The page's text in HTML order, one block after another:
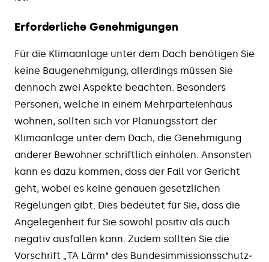
Erforderliche Genehmigungen
Für die Klimaanlage unter dem Dach benötigen Sie
keine Baugenehmigung, allerdings müssen Sie
dennoch zwei Aspekte beachten. Besonders
Personen, welche in einem Mehrparteienhaus
wohnen, sollten sich vor Planungsstart der
Klimaanlage unter dem Dach, die Genehmigung
anderer Bewohner schriftlich einholen. Ansonsten
kann es dazu kommen, dass der Fall vor Gericht
geht, wobei es keine genauen gesetzlichen
Regelungen gibt. Dies bedeutet für Sie, dass die
Angelegenheit für Sie sowohl positiv als auch
negativ ausfallen kann. Zudem sollten Sie die
Vorschrift „TA Lärm“ des Bundes­immissions­schutz­